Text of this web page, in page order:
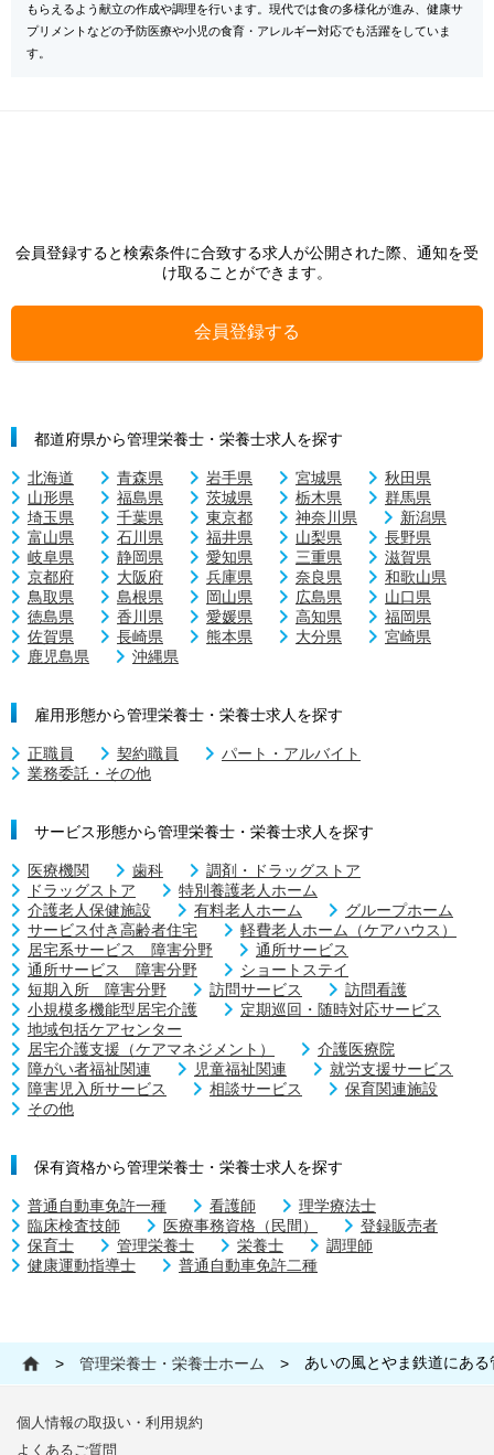
もらえるよう献立の作成や調理を行います。現代では食の多様化が進み、健康サ
プリメントなどの予防医療や小児の食育・アレルギー対応でも活躍をしていま
す。
会員登録すると検索条件に合致する求人が公開された際、通知を受
け取ることができます。
会員登録する
都道府県から管理栄養士・栄養士求人を探す
北海道 青森県 岩手県 宮城県
秋田県
山形県
福島県 茨城県 栃木県
群馬県
埼玉県
千葉県 東京都 神奈川県
新潟県
富山県
石川県 福井県 山梨県
長野県
岐阜県
静岡県 愛知県 三重県
滋賀県
京都府
大阪府 兵庫県 奈良県
和歌山県
鳥取県
島根県 岡山県 広島県
山口県
徳島県
香川県 愛媛県 高知県
福岡県
佐賀県
長崎県 熊本県 大分県
宮崎県
鹿児島県
沖縄県
雇用形態から管理栄養士・栄養士求人を探す
正職員 契約職員
パート・アルバイト
業務委託・その他
サービス形態から管理栄養士・栄養士求人を探す
医療機関 歯科
調剤・ドラッグストア
ドラッグストア
特別養護老人ホーム
介護老人保健施設
有料老人ホーム
グループホーム
サービス付き高齢者住宅
軽費老人ホーム（ケアハウス）
居宅系サービス 障害分野
通所サービス
通所サービス 障害分野
ショートステイ
短期入所 障害分野
訪問サービス
訪問看護
小規模多機能型居宅介護
定期巡回・随時対応サービス
地域包括ケアセンター
居宅介護支援（ケアマネジメント）
介護医療院
障がい者福祉関連
児童福祉関連
就労支援サービス
障害児入所サービス
相談サービス
保育関連施設
その他
保有資格から管理栄養士・栄養士求人を探す
普通自動車免許一種 看護師
理学療法士
臨床検査技師
医療事務資格（民間）
登録販売者
保育士
管理栄養士 栄養士
調理師
健康運動指導士
普通自動車免許二種
> 管理栄養士・栄養士ホーム > あいの風とやま鉄道にあ
個人情報の取扱い・利用規約
よくあるご質問